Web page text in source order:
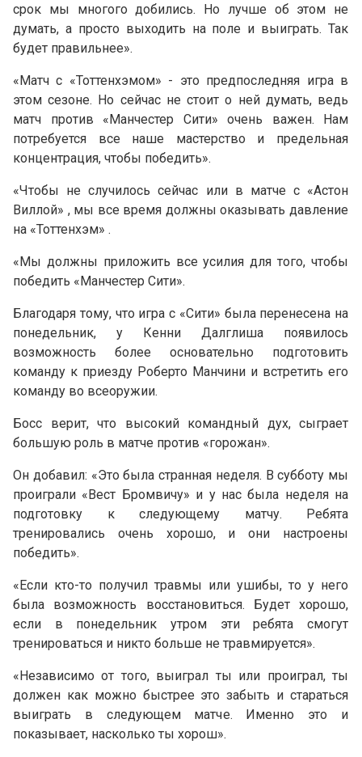
срок мы многого добились. Но лучше об этом не
думать, а просто выходить на поле и выиграть. Так
будет правильнее».
«Матч с «Тоттенхэмом» - это предпоследняя игра в
этом сезоне. Но сейчас не стоит о ней думать, ведь
матч против «Манчестер Сити» очень важен. Нам
потребуется все наше мастерство и предельная
концентрация, чтобы победить».
«Чтобы не случилось сейчас или в матче с «Астон
Виллой» , мы все время должны оказывать давление
на «Тоттенхэм» .
«Мы должны приложить все усилия для того, чтобы
победить «Манчестер Сити».
Благодаря тому, что игра с «Сити» была перенесена на
понедельник, у Кенни Далглиша появилось
возможность более основательно подготовить
команду к приезду Роберто Манчини и встретить его
команду во всеоружии.
Босс верит, что высокий командный дух, сыграет
большую роль в матче против «горожан».
Он добавил: «Это была странная неделя. В субботу мы
проиграли «Вест Бромвичу» и у нас была неделя на
подготовку к следующему матчу. Ребята
тренировались очень хорошо, и они настроены
победить».
«Если кто-то получил травмы или ушибы, то у него
была возможность восстановиться. Будет хорошо,
если в понедельник утром эти ребята смогут
тренироваться и никто больше не травмируется».
«Независимо от того, выиграл ты или проиграл, ты
должен как можно быстрее это забыть и стараться
выиграть в следующем матче. Именно это и
показывает, насколько ты хорош».